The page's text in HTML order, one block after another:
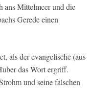
ans Mittelmeer und die
Gerede einen
als der evangelische (aus
das Wort ergriff.
und seine falschen